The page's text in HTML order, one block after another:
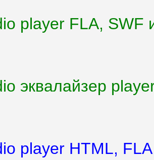
player FLA, SWF
эквалайзер
player HTML,